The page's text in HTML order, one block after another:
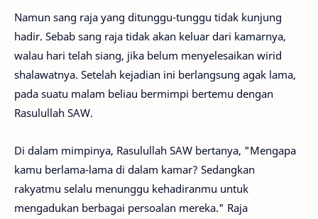
Namun sang raja yang ditunggu-tunggu­ tidak kunjung
hadir. Sebab sang raja tidak akan keluar dari kamarnya,
walau hari telah siang, jika belum menyelesaikan wirid
shalawatnya. Setelah kejadian ini berlangsung agak lama,
pada suatu malam beliau bermimpi bertemu dengan
Rasulullah SAW.
Di dalam mimpinya, Rasulullah SAW bertanya, "Mengapa
kamu berlama-lama di dalam kamar? Sedangkan
rakyatmu selalu menunggu kehadiranmu untuk
mengadukan berbagai persoalan mereka." Raja